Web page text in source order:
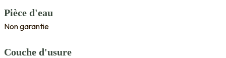
Pièce d'eau
Non garantie
Couche d'usure